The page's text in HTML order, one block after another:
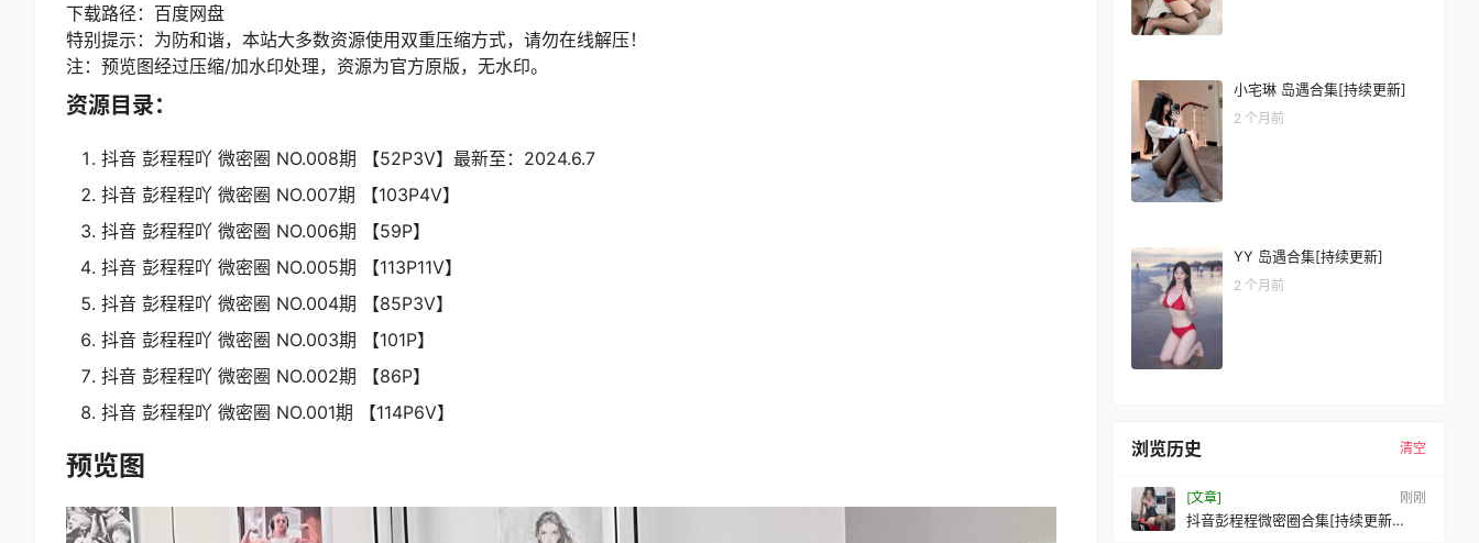
下载路径：百度网盘
特别提示：为防和谐，本站大多数资源使用双重压缩方式，请勿在线解压！
注：预览图经过压缩/加水印处理，资源为官方原版，无水印。
资源目录：
抖音 彭程程吖 微密圈 NO.008期 【52P3V】最新至：2024.6.7
抖音 彭程程吖 微密圈 NO.007期 【103P4V】
抖音 彭程程吖 微密圈 NO.006期 【59P】
抖音 彭程程吖 微密圈 NO.005期 【113P11V】
抖音 彭程程吖 微密圈 NO.004期 【85P3V】
抖音 彭程程吖 微密圈 NO.003期 【101P】
抖音 彭程程吖 微密圈 NO.002期 【86P】
抖音 彭程程吖 微密圈 NO.001期 【114P6V】
预览图
小宅琳 岛遇合集[持续更新]
2 个月前
YY 岛遇合集[持续更新]
2 个月前
浏览历史 清空
[文章] 刚刚
抖音彭程程微密圈合集[持续更新